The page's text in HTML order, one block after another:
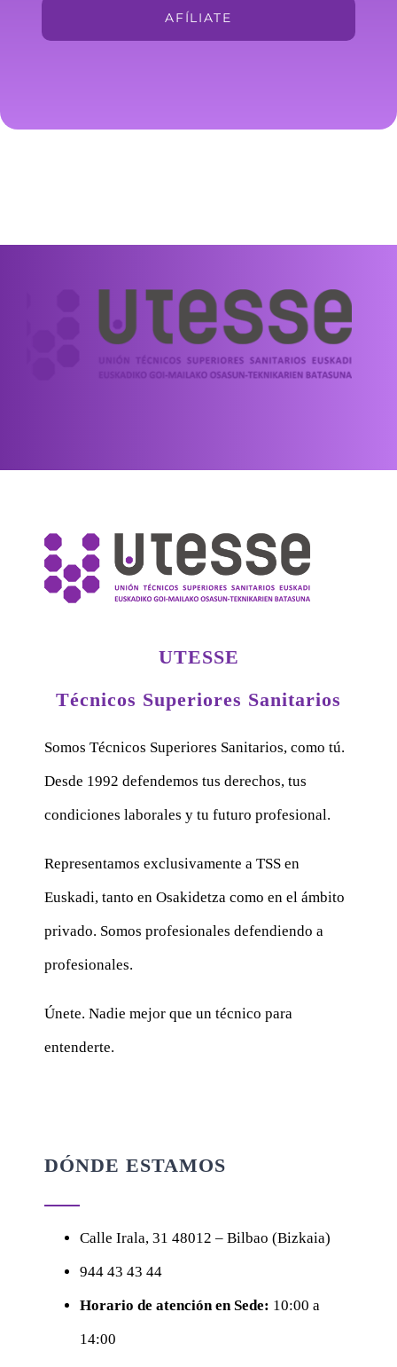
AFÍLIATE
UTESSE
Técnicos Superiores Sanitarios
Somos Técnicos Superiores Sanitarios, como tú.
Desde 1992 defendemos tus derechos, tus
condiciones laborales y tu futuro profesional.
Representamos exclusivamente a TSS en
Euskadi, tanto en Osakidetza como en el ámbito
privado. Somos profesionales defendiendo a
profesionales.
Únete. Nadie mejor que un técnico para
entenderte.
DÓNDE ESTAMOS
Calle Irala, 31 48012 – Bilbao (Bizkaia)
944 43 43 44
Horario de atención en Sede: 10:00 a
14:00